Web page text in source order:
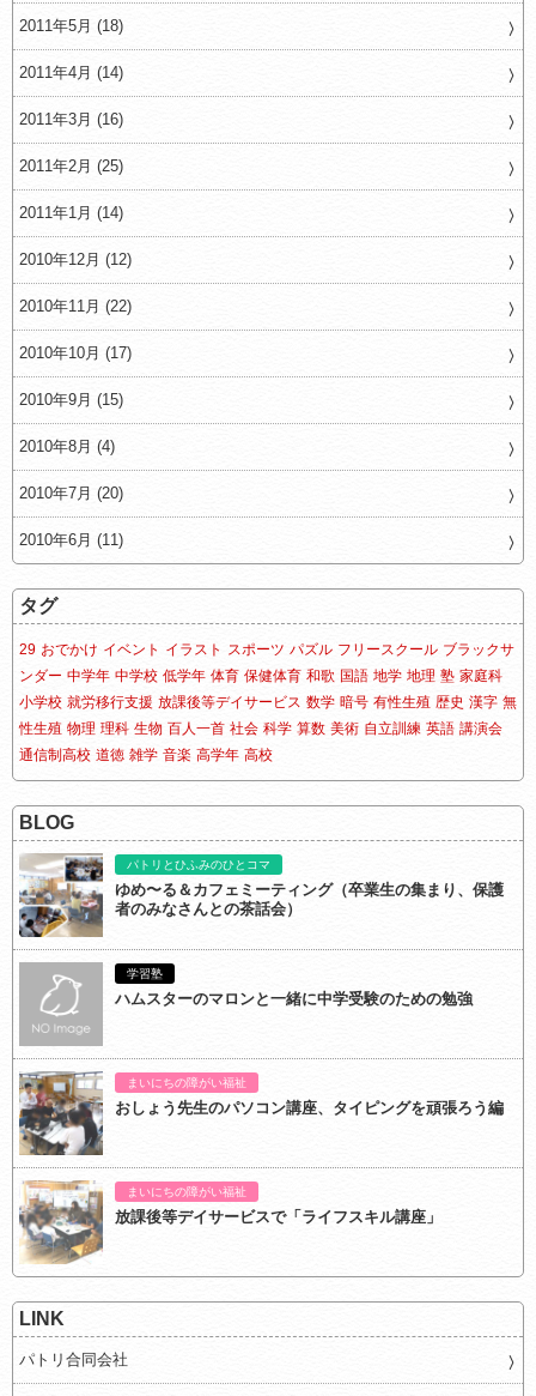
2011年5月 (18)
2011年4月 (14)
2011年3月 (16)
2011年2月 (25)
2011年1月 (14)
2010年12月 (12)
2010年11月 (22)
2010年10月 (17)
2010年9月 (15)
2010年8月 (4)
2010年7月 (20)
2010年6月 (11)
タグ
29 おでかけ イベント イラスト スポーツ パズル フリースクール ブラックサ
ンダー 中学年 中学校 低学年 体育 保健体育 和歌 国語 地学 地理 塾 家庭科
小学校 就労移行支援 放課後等デイサービス 数学 暗号 有性生殖 歴史 漢字 無
性生殖 物理 理科 生物 百人一首 社会 科学 算数 美術 自立訓練 英語 講演会
通信制高校 道徳 雑学 音楽 高学年 高校
BLOG
パトリとひふみのひとコマ
ゆめ〜る＆カフェミーティング（卒業生の集まり、保護
者のみなさんとの茶話会）
学習塾
ハムスターのマロンと一緒に中学受験のための勉強
まいにちの障がい福祉
おしょう先生のパソコン講座、タイピングを頑張ろう編
まいにちの障がい福祉
放課後等デイサービスで「ライフスキル講座」
LINK
パトリ合同会社